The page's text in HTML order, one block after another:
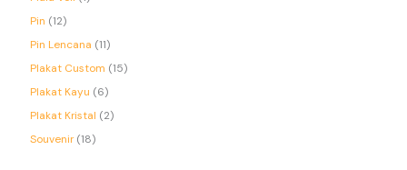
Pin 12
Pin Lencana 11
Plakat Custom 15
Plakat Kayu
6
Plakat Kristal
2
Souvenir 18